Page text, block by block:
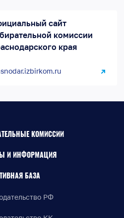
сайт
комиссии
края
КОМИССИИ
И ИНФОРМАЦИЯ
БАЗА
РФ